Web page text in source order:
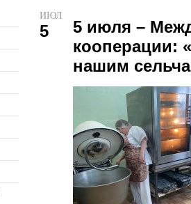
ИЮЛ
5
5 июля –
кооперации:
нашим